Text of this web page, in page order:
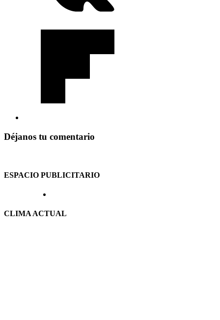
Déjanos tu comentario
ESPACIO PUBLICITARIO
CLIMA ACTUAL